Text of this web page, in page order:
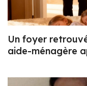
Un foyer
aide-ménagère